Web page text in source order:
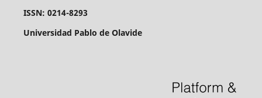
ISSN: 0214-8293
Universidad Pablo de Olavide